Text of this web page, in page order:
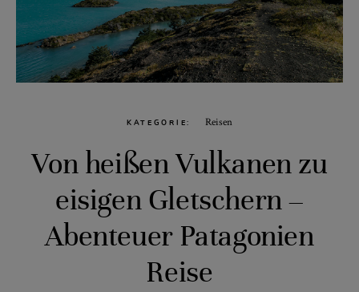
KATEGORIE Reisen
Von heißen Vulkanen zu
eisigen Gletschern –
Abenteuer Patagonien
Reise